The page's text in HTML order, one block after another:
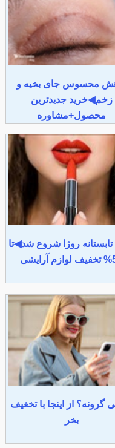
محسوس جای بخیه و
زخم◀خرید جدیدترین
محصول+مشاوره
روژا شروع شد◀تا
گرونه؟ از اینجا با تخغیف
بخر